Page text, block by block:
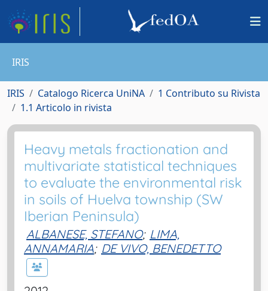
IRIS
IRIS Catalogo Ricerca UniNA
1 Contributo su Rivista
1.1 Articolo in rivista
Heavy metals fractionation and
multivariate statistical techniques
to evaluate the environmental risk
in soils of Huelva township (SW
Iberian Peninsula)
ALBANESE, STEFANO; LIMA,
ANNAMARIA; DE VIVO, BENEDETTO